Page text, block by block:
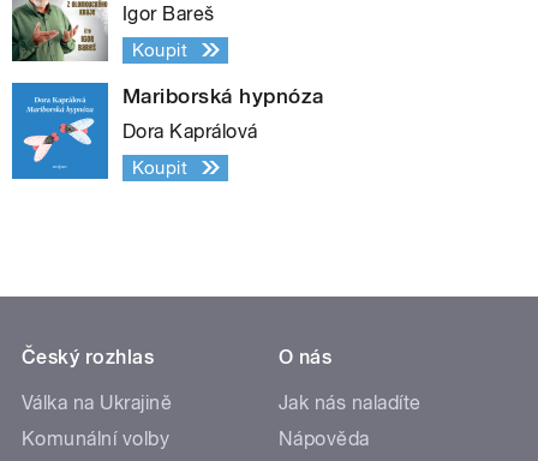
Igor Bareš
Koupit
Mariborská hypnóza
Dora Kaprálová
Koupit
Český rozhlas
Válka na Ukrajině
Komunální volby
O nás
Jak nás naladíte
Nápověda